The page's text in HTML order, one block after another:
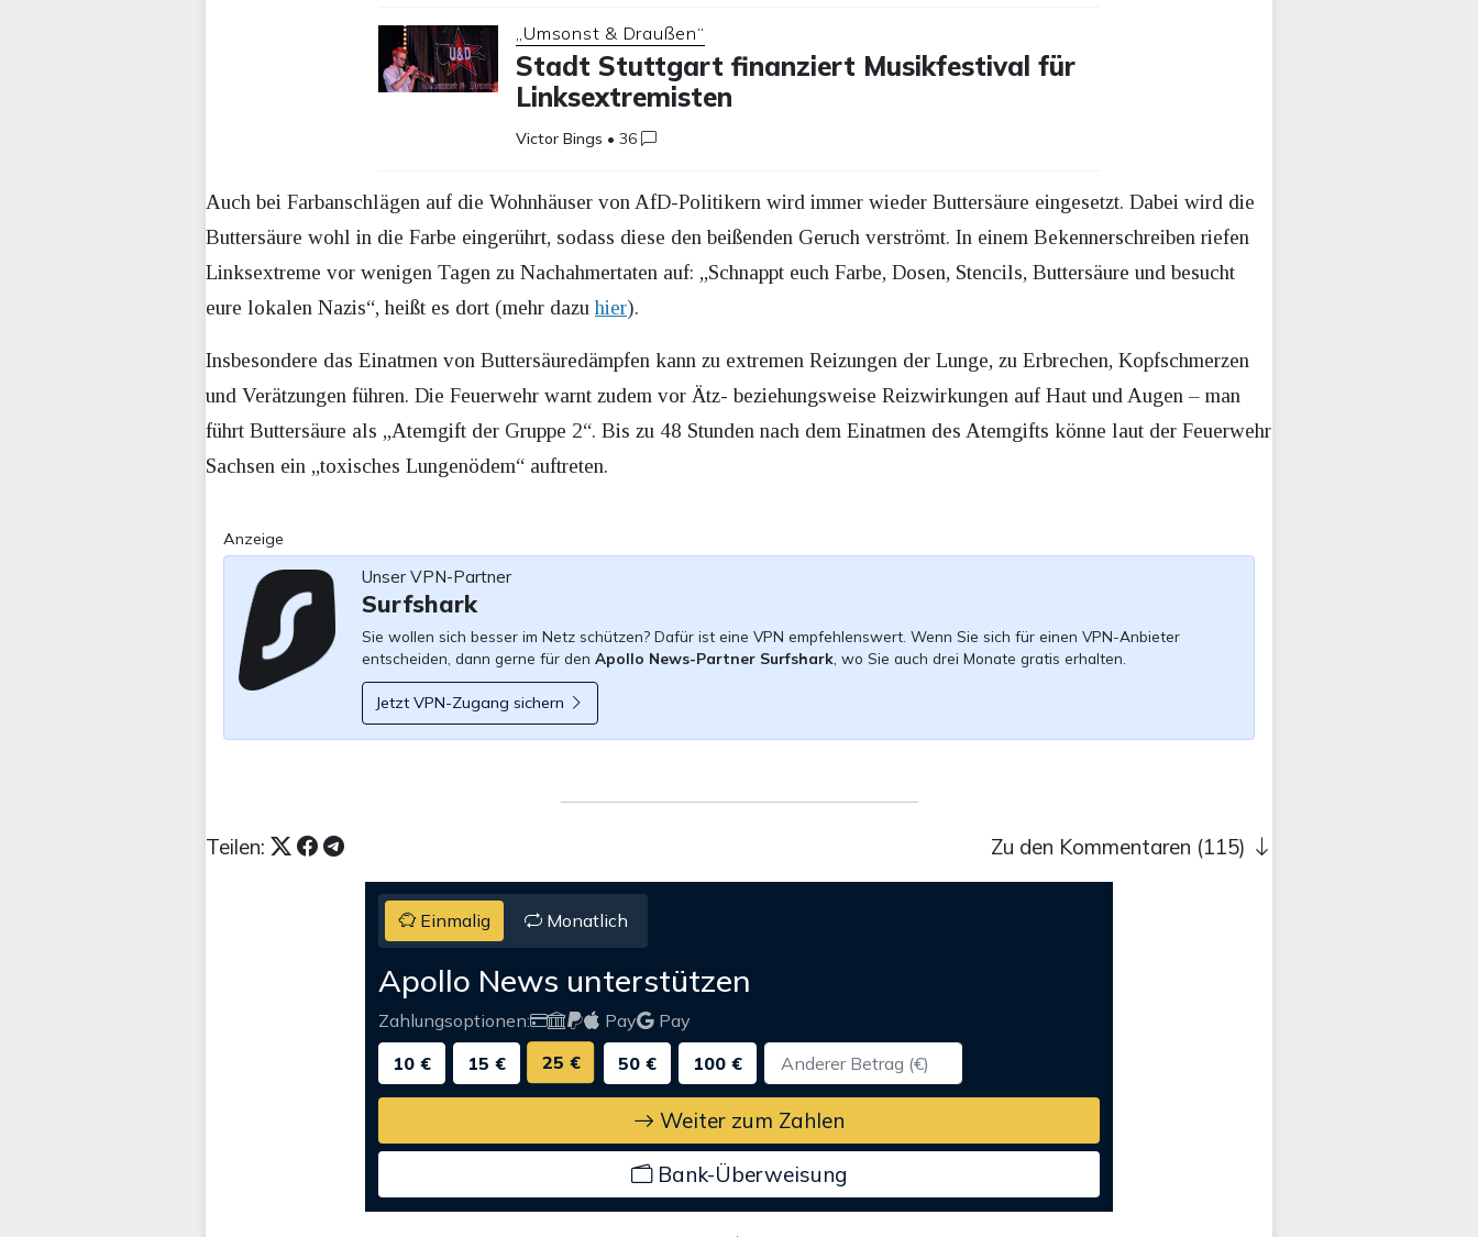
„Umsonst & Draußen“
Stadt Stuttgart finanziert Musikfestival für
Linksextremisten
Victor Bings •36
Auch bei Farbanschlägen auf die Wohnhäuser von AfD-Politikern wird immer wieder Buttersäure eingesetzt. Dabei wird die
Buttersäure wohl in die Farbe eingerührt, sodass diese den beißenden Geruch verströmt. In einem Bekennerschreiben riefen
Linksextreme vor wenigen Tagen zu Nachahmertaten auf: „Schnappt euch Farbe, Dosen, Stencils, Buttersäure und besucht
eure lokalen Nazis“, heißt es dort (mehr dazuhier).
Insbesondere das Einatmen von Buttersäuredämpfen kann zu extremen Reizungen der Lunge, zu Erbrechen, Kopfschmerzen
und Verätzungen führen. Die Feuerwehr warnt zudem vor Ätz- beziehungsweise Reizwirkungen auf Haut und Augen – man
führt Buttersäure als „Atemgift der Gruppe 2“. Bis zu 48 Stunden nach dem Einatmen des Atemgifts könne laut der Feuerwehr
Sachsen ein „toxisches Lungenödem“ auftreten.
Anzeige
Unser VPN-Partner
Surfshark
Sie wollen sich besser im Netz schützen? Dafür ist eine VPN empfehlenswert. Wenn Sie sich für einen VPN-Anbieter
entscheiden, dann gerne für den Apollo News-Partner Surfshark, wo Sie auch drei Monate gratis erhalten.
Jetzt VPN-Zugang sichern
Teilen: Zu den Kommentaren (115)
Einmalig Monatlich
Apollo News unterstützen
Zahlungsoptionen: Pay
Pay
10 €
15 € 25 € 50 € 100 €
Weiter zum Zahlen
Bank-Überweisung